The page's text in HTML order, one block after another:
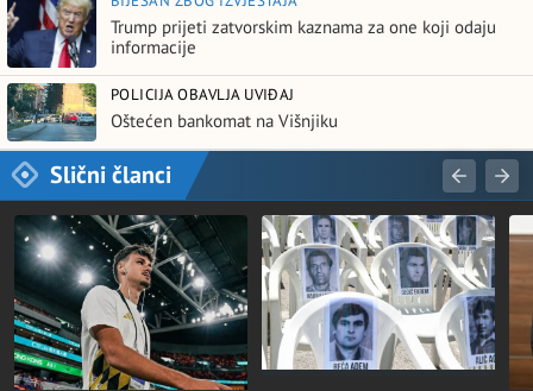
Trump prijeti zatvorskim kaznama za one koji odaju
informacije
POLICIJA OBAVLJA UVIĐAJ
Oštećen bankomat na Višnjiku
Slični članci